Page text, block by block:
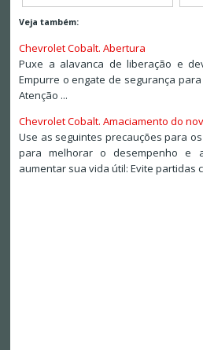
Veja também:
Chevrolet Cobalt. Abertura
Puxe a alavanca de liberação e
Empurre o engate de segurança
Atenção ...
Chevrolet Cobalt. Amaciamento do
Use as seguintes precauções para
para melhorar o desempenho e
aumentar sua vida útil: Evite partidas